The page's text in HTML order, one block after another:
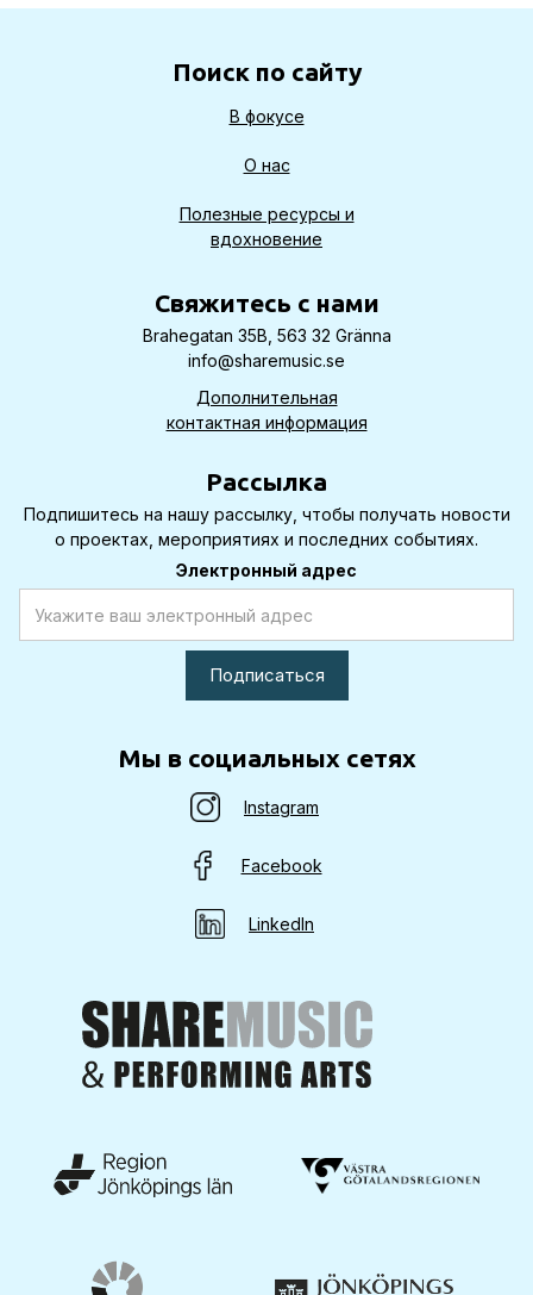
Поиск по сайту
В фокусе
О нас
Полезные ресурсы и
вдохновение
Cвяжитесь с нами
Brahegatan 35B, 563 32 Gränna
info@sharemusic.se
Дополнительная
контактная информация
Рассылка
Подпишитесь на нашу рассылку, чтобы получать новости
о проектах, мероприятиях и последних событиях.
Электронный адрес
Мы в социальных сетях
Instagram
Facebook
LinkedIn